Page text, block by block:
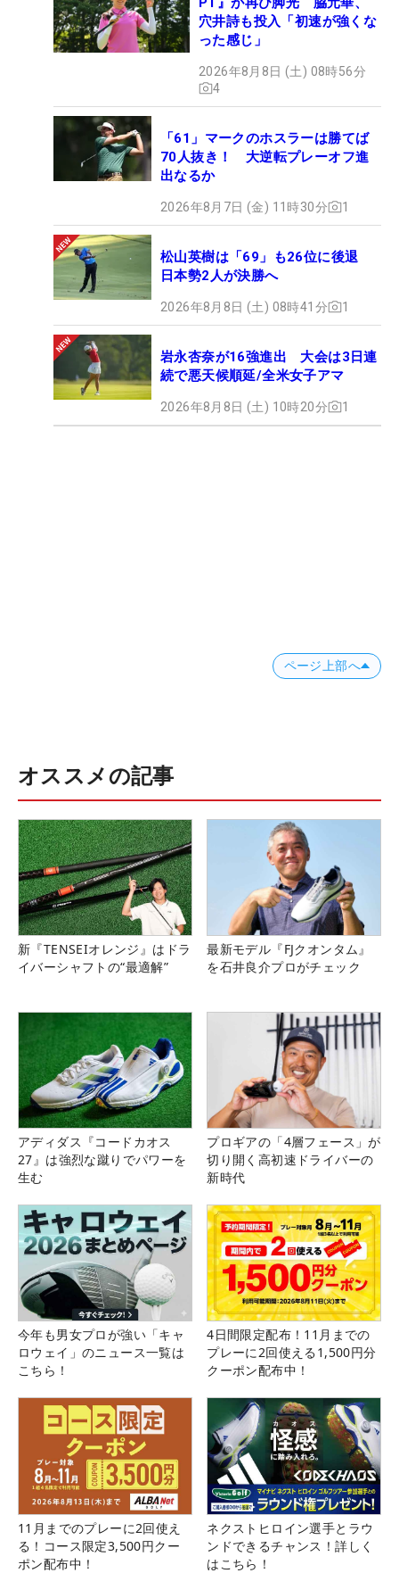
穴井詩も投入「初速が強くな
った感じ」
2026年8月8日 (土) 08時56分
4
「61」マークのホスラーは勝てば
70人抜き！ 大逆転プレーオフ進
出なるか
2026年8月7日 (金) 11時30分 1
松山英樹は「69」も26位に後退
日本勢2人が決勝へ
2026年8月8日 (土) 08時41分 1
岩永杏奈が16強進出 大会は3日連
続で悪天候順延/全米女子アマ
2026年8月8日 (土) 10時20分 1
ページ上部へ
オススメの記事
新『TENSEIオレンジ』はドラ
イバーシャフトの“最適解”
最新モデル『FJクオンタム』
を石井良介プロがチェック
アディダス『コードカオス
27』は強烈な蹴りでパワーを
生む
プロギアの「4層フェース」が
切り開く高初速ドライバーの
新時代
今年も男女プロが強い「キャ
ロウェイ」のニュース一覧は
こちら！
4日間限定配布！11月までの
プレーに2回使える1,500円分
クーポン配布中！
11月までのプレーに2回使え
る！コース限定3,500円クー
ポン配布中！
ネクストヒロイン選手とラウ
ンドできるチャンス！詳しく
はこちら！